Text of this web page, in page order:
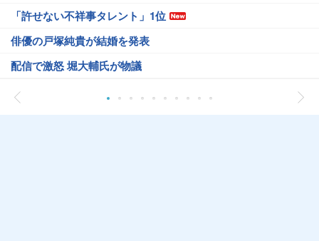
「許せない不祥事タレント」1位
俳優の戸塚純貴が結婚を発表
配信で激怒 堀大輔氏が物議